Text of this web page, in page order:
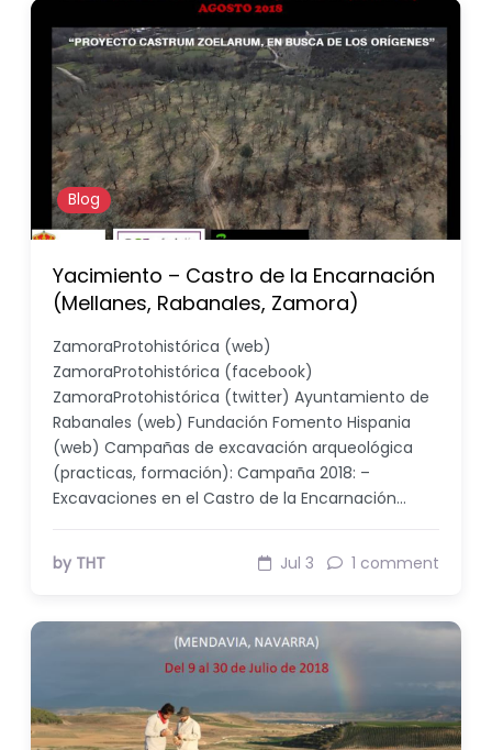
Blog
Yacimiento – Castro de la Encarnación
(Mellanes, Rabanales, Zamora)
ZamoraProtohistórica (web)
ZamoraProtohistórica (facebook)
ZamoraProtohistórica (twitter) Ayuntamiento de
Rabanales (web) Fundación Fomento Hispania
(web) Campañas de excavación arqueológica
(practicas, formación): Campaña 2018: –
Excavaciones en el Castro de la Encarnación…
by THT Jul 3 1 comment